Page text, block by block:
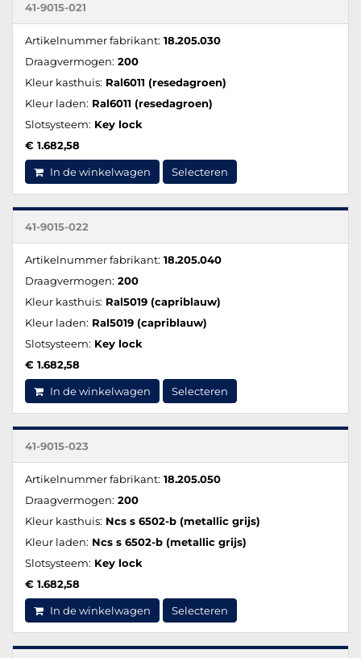
41-9015-021
Artikelnummer fabrikant: 18.205.030
Draagvermogen: 200
Kleur kasthuis: Ral6011 (resedagroen)
Kleur laden: Ral6011 (resedagroen)
Slotsysteem: Key lock
€ 1.682,58
In de winkelwagen Selecteren
41-9015-022
Artikelnummer fabrikant: 18.205.040
Draagvermogen: 200
Kleur kasthuis: Ral5019 (capriblauw)
Kleur laden: Ral5019 (capriblauw)
Slotsysteem: Key lock
€ 1.682,58
In de winkelwagen Selecteren
41-9015-023
Artikelnummer fabrikant: 18.205.050
Draagvermogen: 200
Kleur kasthuis: Ncs s 6502-b (metallic grijs)
Kleur laden: Ncs s 6502-b (metallic grijs)
Slotsysteem: Key lock
€ 1.682,58
In de winkelwagen Selecteren